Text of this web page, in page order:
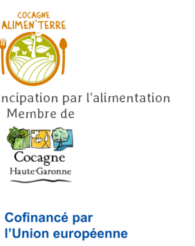
par l’alimentation
Membre de